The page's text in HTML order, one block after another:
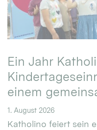
Ein Jahr
einem
1. August 2026
Katholino feiert sein